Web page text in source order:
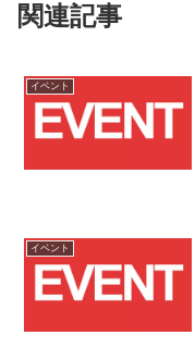
関連記事
イベント
イベント